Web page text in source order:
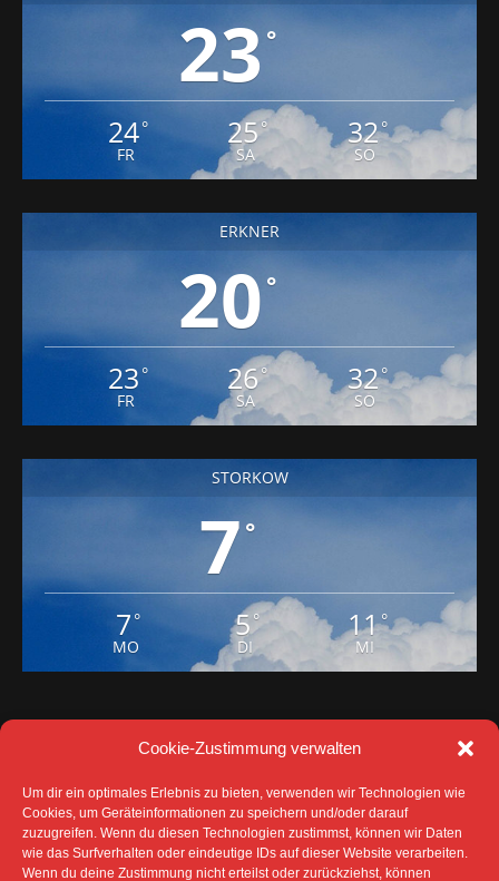
Cookie-Zustimmung verwalten
Um dir ein optimales Erlebnis zu bieten, verwenden wir Technologien wie
Cookies, um Geräteinformationen zu speichern und/oder darauf
zuzugreifen. Wenn du diesen Technologien zustimmst, können wir Daten
wie das Surfverhalten oder eindeutige IDs auf dieser Website verarbeiten.
Wenn du deine Zustimmung nicht erteilst oder zurückziehst, können
23 °
24°
FR
25°
SA
32°
SO
ERKNER
20 °
23 °
FR
26°
SA
32°
SO
STORKOW
7°
7 °
MO
5°
DI
11°
MI